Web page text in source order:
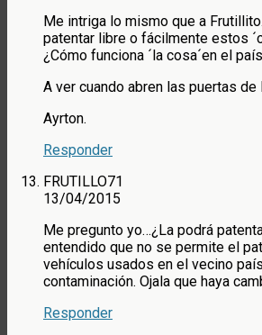
Me intriga lo mismo que a
patentar libre o fácilmente estos
¿Cómo funciona ´la cosa´en el
A ver cuando abren las puertas de
Ayrton.
Responder
FRUTILLO71
13/04/2015
Me pregunto yo…¿La podrá
entendido que no se permite el
vehículos usados en el vecino
contaminación. Ojala que haya
Responder